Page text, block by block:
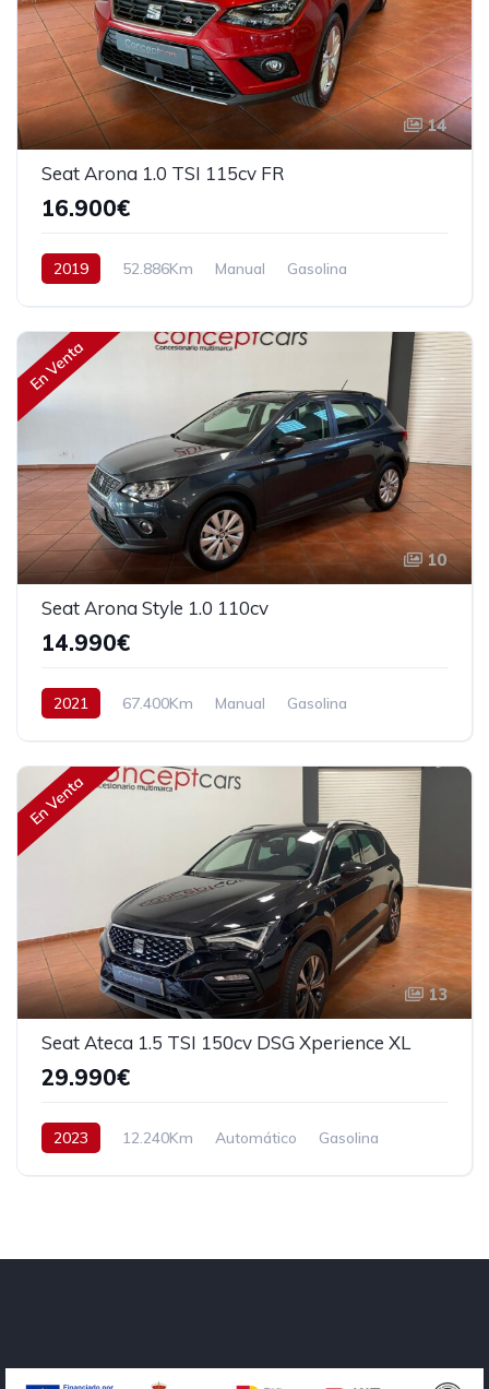
14
Seat Arona 1.0 TSI 115cv FR
16.900€
2019 52.886Km Manual
Gasolina
En Venta
10
Seat Arona Style 1.0 110cv
14.990€
2021 67.400Km Manual
Gasolina
En Venta
13
Seat Ateca 1.5 TSI 150cv DSG Xperience XL
29.990€
2023 12.240Km Automático
Gasolina